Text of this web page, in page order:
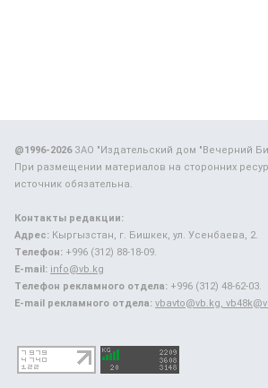
@1996-2026ЗАО "Издательский дом "Вечерний
При размещении материалов на сторонних
источник обязательна.
Контакты редакции:
Адрес: Кыргызстан, г. Бишкек, ул. Усенбаева, 2.
Телефон: +996 (312) 88-18-09.
E-mail: info@vb.kg
Телефон рекламного отдела: +996 (312) 48-62-03.
E-mail рекламного отдела: vbavto@vb.kg,